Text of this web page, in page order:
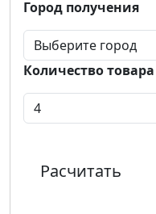
Город получения
Количество товара
Расчитать